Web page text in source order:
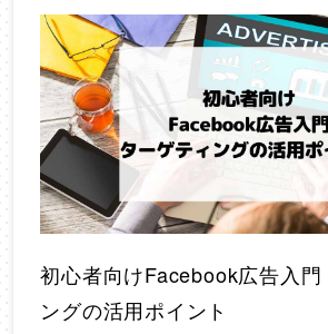
初心者向けFacebook広告入門
ングの活用ポイント